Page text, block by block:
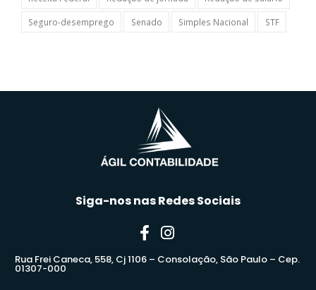
Seguro-desemprego
Senado Simples Nacional STF
Siga-nos nas Redes Sociais
Rua Frei Caneca, 558, Cj 1106 – Consolação, São Paulo – Cep.
01307-000